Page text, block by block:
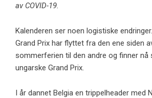
av COVID-19.
Kalenderen ser noen logistiske
Grand Prix har flyttet fra den ene siden
sommerferien til den andre og finner nå
ungarske Grand Prix.
I år dannet Belgia en trippelheader med